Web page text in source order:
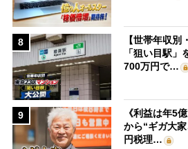
8
【世帯年収
「狙い目駅」
700万円で…
9
《利益は年5
から“ギガ大
円税理…